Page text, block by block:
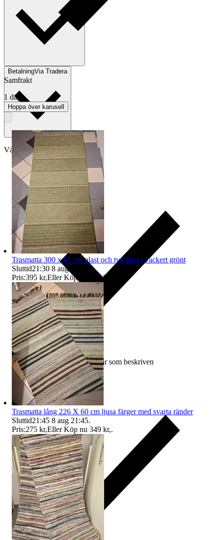
BetalningVia Tradera
Välj till köparskydd
Ersättning om varan inte är som beskriven
Samfrakt
1 dag
Hoppa över karusell
Trasmatta 300 x 67 cm plast och tyg lång i vackert grönt
Sluttid21:30 8 aug 21:30
Pris:395 kr,Eller Köp nu 495 kr
Trasmatta lång 226 X 60 cm ljusa färger med svarta ränder
Sluttid21:45 8 aug 21:45.
Pris:275 kr,Eller Köp nu 349 kr,.